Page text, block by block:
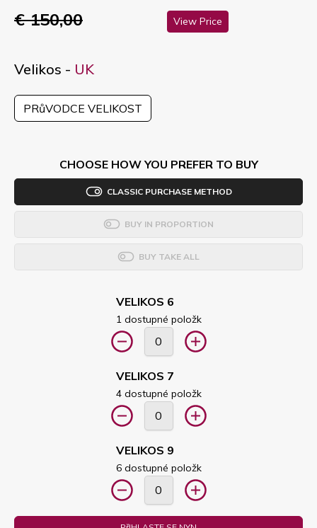
€ 150,00 View Price
Velikos - UK
PRůVODCE VELIKOST
CHOOSE HOW YOU PREFER TO BUY
CLASSIC PURCHASE METHOD
BUY IN PROPORTION
BUY TAKE ALL
VELIKOS 6
1 dostupné položk
VELIKOS 7
4 dostupné položk
VELIKOS 9
6 dostupné položk